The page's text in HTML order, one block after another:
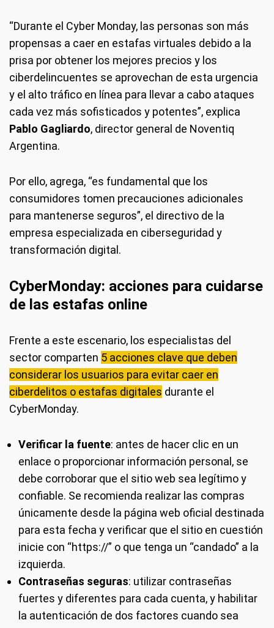
“Durante el Cyber Monday, las personas son más
propensas a caer en estafas virtuales debido a la
prisa por obtener los mejores precios y los
ciberdelincuentes se aprovechan de esta urgencia
y el alto tráfico en línea para llevar a cabo ataques
cada vez más sofisticados y potentes”, explica
Pablo Gagliardo, director general de Noventiq
Argentina.
Por ello, agrega, “es fundamental que los
consumidores tomen precauciones adicionales
para mantenerse seguros”, el directivo de la
empresa especializada en ciberseguridad y
transformación digital.
CyberMonday: acciones para cuidarse
de las estafas online
Frente a este escenario, los especialistas del
sector comparten 5 acciones clave que deben
considerar los usuarios para evitar caer en
ciberdelitos o estafas digitales durante el
CyberMonday.
Verificar la fuente: antes de hacer clic en un
enlace o proporcionar información personal, se
debe corroborar que el sitio web sea legítimo y
confiable. Se recomienda realizar las compras
únicamente desde la página web oficial destinada
para esta fecha y verificar que el sitio en cuestión
inicie con “https://” o que tenga un “candado” a la
izquierda.
Contraseñas seguras: utilizar contraseñas
fuertes y diferentes para cada cuenta, y habilitar
la autenticación de dos factores cuando sea